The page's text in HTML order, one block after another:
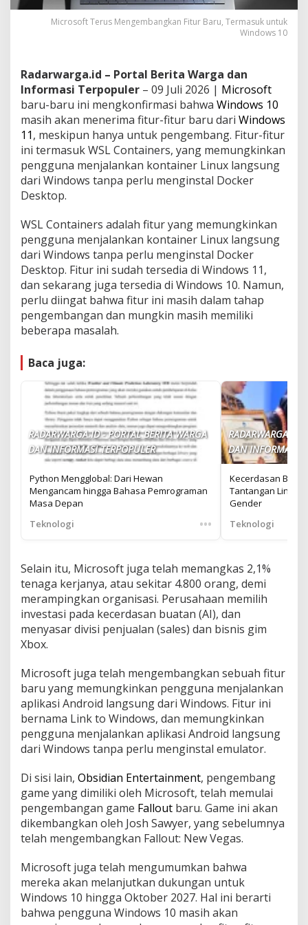
Microsoft Terus Mengembangkan Fitur Baru, Termasuk untuk
Windows 10
Radarwarga.id – Portal Berita Warga dan
Informasi Terpopuler – 09 Juli 2026 | Microsoft
baru-baru ini mengkonfirmasi bahwa Windows 10
masih akan menerima fitur-fitur baru dari Windows
11, meskipun hanya untuk pengembang. Fitur-fitur
ini termasuk WSL Containers, yang memungkinkan
pengguna menjalankan kontainer Linux langsung
dari Windows tanpa perlu menginstal Docker
Desktop.
WSL Containers adalah fitur yang memungkinkan
pengguna menjalankan kontainer Linux langsung
dari Windows tanpa perlu menginstal Docker
Desktop. Fitur ini sudah tersedia di Windows 11,
dan sekarang juga tersedia di Windows 10. Namun,
perlu diingat bahwa fitur ini masih dalam tahap
pengembangan dan mungkin masih memiliki
beberapa masalah.
Baca juga:
RADARWARGA.ID - PORTAL BERITA WARGA
DAN INFORMASI TERPOPULER
Python Mengglobal: Dari Hewan
Mengancam hingga Bahasa Pemrograman
Masa Depan
Teknologi
•••
RADARWARGA.ID
DAN INFORMASI
Kecerdasan
Tantangan
Gender
Teknologi
Selain itu, Microsoft juga telah memangkas 2,1%
tenaga kerjanya, atau sekitar 4.800 orang, demi
merampingkan organisasi. Perusahaan memilih
investasi pada kecerdasan buatan (AI), dan
menyasar divisi penjualan (sales) dan bisnis gim
Xbox.
Microsoft juga telah mengembangkan sebuah fitur
baru yang memungkinkan pengguna menjalankan
aplikasi Android langsung dari Windows. Fitur ini
bernama Link to Windows, dan memungkinkan
pengguna menjalankan aplikasi Android langsung
dari Windows tanpa perlu menginstal emulator.
Di sisi lain, Obsidian Entertainment, pengembang
game yang dimiliki oleh Microsoft, telah memulai
pengembangan game Fallout baru. Game ini akan
dikembangkan oleh Josh Sawyer, yang sebelumnya
telah mengembangkan Fallout: New Vegas.
Microsoft juga telah mengumumkan bahwa
mereka akan melanjutkan dukungan untuk
Windows 10 hingga Oktober 2027. Hal ini berarti
bahwa pengguna Windows 10 masih akan